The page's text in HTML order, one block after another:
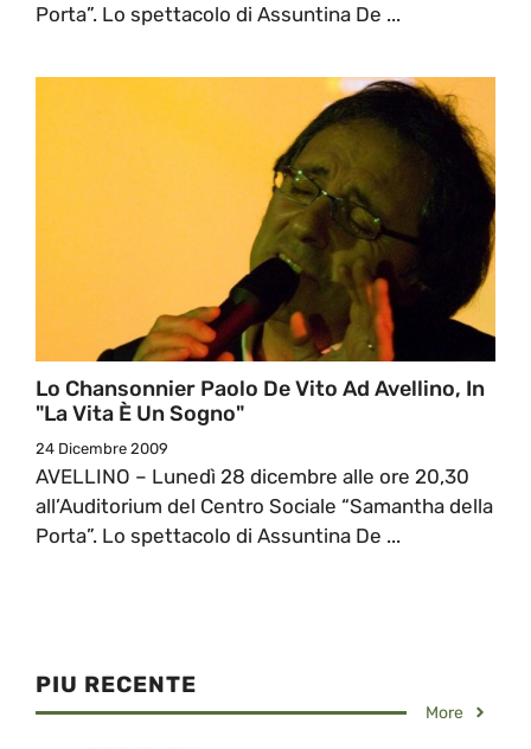
Porta”. Lo spettacolo di Assuntina De ...
Lo Chansonnier Paolo De Vito Ad Avellino, In
"La Vita È Un Sogno"
24 Dicembre 2009
AVELLINO – Lunedì 28 dicembre alle ore 20,30
all’Auditorium del Centro Sociale “Samantha della
Porta”. Lo spettacolo di Assuntina De ...
PIU RECENTE
More